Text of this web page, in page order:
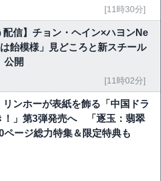
[11時30分]
配信】チョン・ヘイン×ハヨンNe
飴模様」見どころと新スチール
公開
[11時02分]
リンホーが表紙を飾る「中国ドラ
！」第3弾発売へ 「逐玉：翡翠
ページ総力特集＆限定特典も